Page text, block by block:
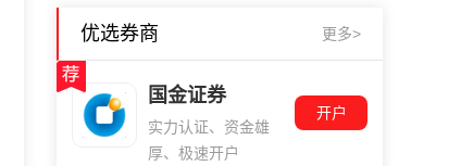
优选券商 更多>
国金证券
实力认证、资金雄
厚、极速开户
开户